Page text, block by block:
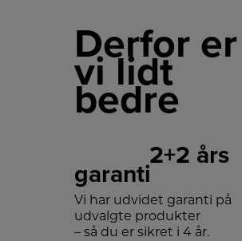
Derfor er
vi lidt
bedre
2+2 års
garanti
Vi har udvidet garanti på
udvalgte produkter
– så du er sikret i 4 år.